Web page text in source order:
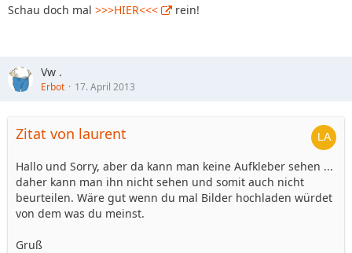
Schau doch mal >>>HIER<<< rein!
Vw .
Erbot 17. April 2013
Zitat von laurent
Hallo und Sorry, aber da kann man keine Aufkleber sehen ...
daher kann man ihn nicht sehen und somit auch nicht
beurteilen. Wäre gut wenn du mal Bilder hochladen würdet
von dem was du meinst.
Gruß